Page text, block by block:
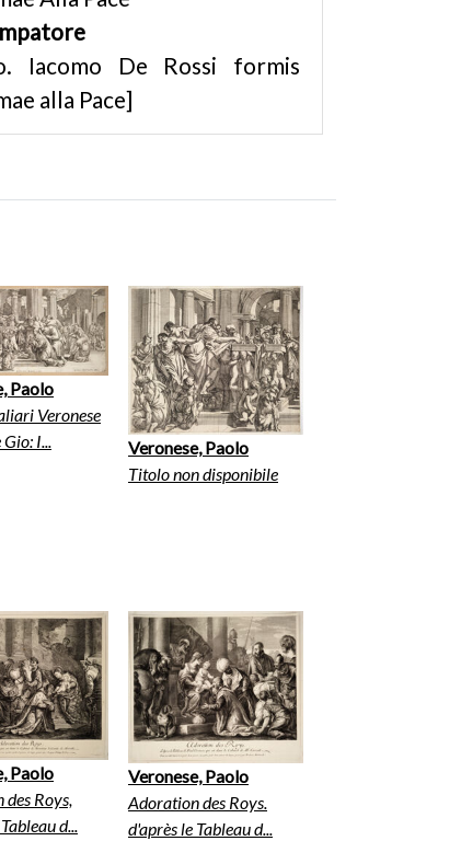
Iacomo De Rossi formis
alla Pace]
Paolo
Veronese
I...
Veronese, Paolo
Titolo non disponibile
Paolo
Roys,
d...
Veronese, Paolo
Adoration des Roys.
d'après le Tableau d...